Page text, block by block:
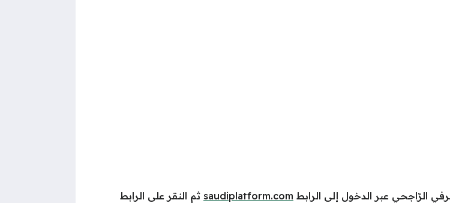
الرّاجحي عبر الدخول إلى الرابط saudiplatform.com ثم النقر على الرابط